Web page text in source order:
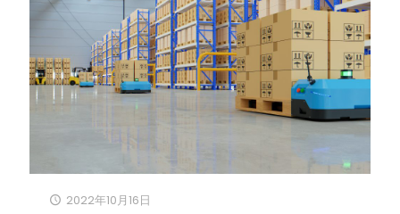
2022年10月16日